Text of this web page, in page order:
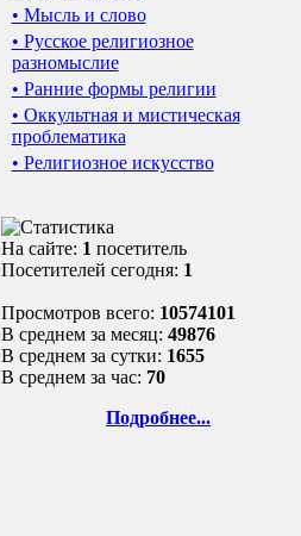
• Мысль и слово
• Русское религиозное
разномыслие
• Ранние формы религии
• Оккультная и мистическая
проблематика
• Религиозное искусство
На сайте: 1 посетитель
Посетителей сегодня: 1
Просмотров всего: 10574101
В среднем за месяц: 49876
В среднем за сутки: 1655
В среднем за час: 70
Подробнее...